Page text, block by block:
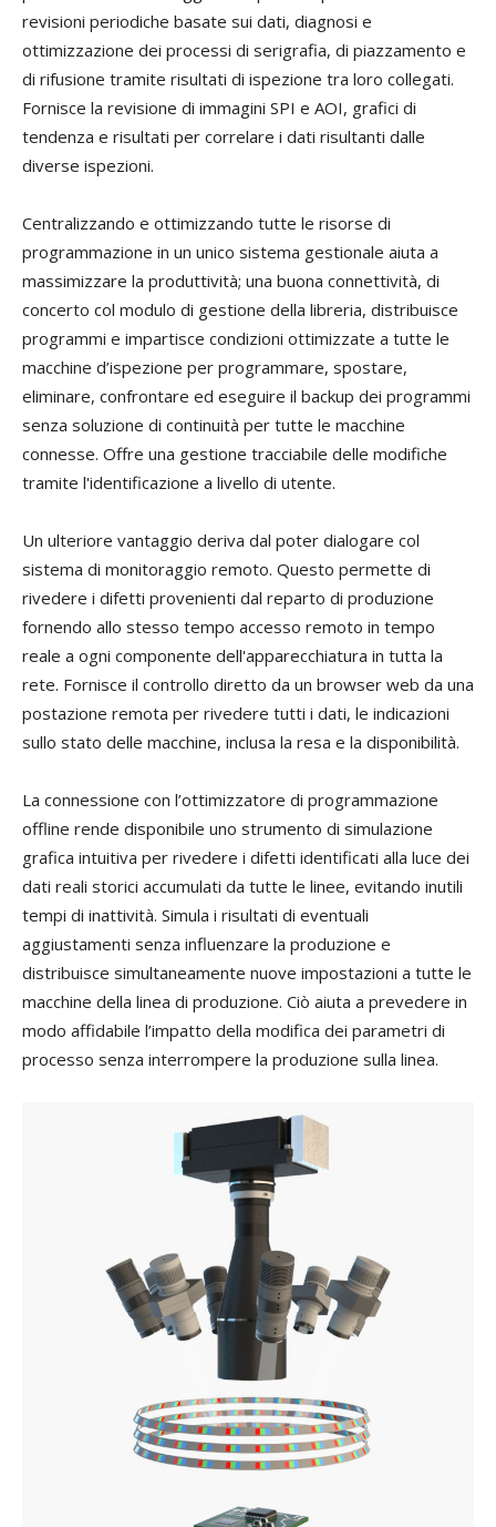
revisioni periodiche basate sui dati, diagnosi e
ottimizzazione dei processi di serigrafia, di piazzamento e
di rifusione tramite risultati di ispezione tra loro collegati.
Fornisce la revisione di immagini SPI e AOI, grafici di
tendenza e risultati per correlare i dati risultanti dalle
diverse ispezioni.
Centralizzando e ottimizzando tutte le risorse di
programmazione in un unico sistema gestionale aiuta a
massimizzare la produttività; una buona connettività, di
concerto col modulo di gestione della libreria, distribuisce
programmi e impartisce condizioni ottimizzate a tutte le
macchine d’ispezione per programmare, spostare,
eliminare, confrontare ed eseguire il backup dei programmi
senza soluzione di continuità per tutte le macchine
connesse. Offre una gestione tracciabile delle modifiche
tramite l'identificazione a livello di utente.
Un ulteriore vantaggio deriva dal poter dialogare col
sistema di monitoraggio remoto. Questo permette di
rivedere i difetti provenienti dal reparto di produzione
fornendo allo stesso tempo accesso remoto in tempo
reale a ogni componente dell'apparecchiatura in tutta la
rete. Fornisce il controllo diretto da un browser web da una
postazione remota per rivedere tutti i dati, le indicazioni
sullo stato delle macchine, inclusa la resa e la disponibilità.
La connessione con l’ottimizzatore di programmazione
offline rende disponibile uno strumento di simulazione
grafica intuitiva per rivedere i difetti identificati alla luce dei
dati reali storici accumulati da tutte le linee, evitando inutili
tempi di inattività. Simula i risultati di eventuali
aggiustamenti senza influenzare la produzione e
distribuisce simultaneamente nuove impostazioni a tutte le
macchine della linea di produzione. Ciò aiuta a prevedere in
modo affidabile l’impatto della modifica dei parametri di
processo senza interrompere la produzione sulla linea.